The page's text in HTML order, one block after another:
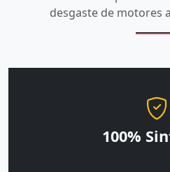
desgaste de motores
100%